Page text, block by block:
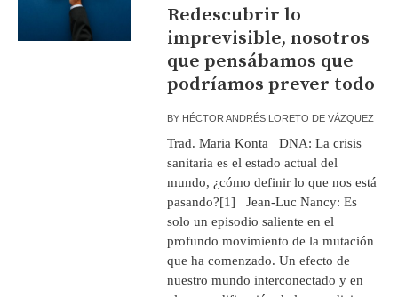
Redescubrir lo
imprevisible, nosotros
que pensábamos que
podríamos prever todo
BY HÉCTOR ANDRÉS LORETO DE VÁZQUEZ
Trad. Maria Konta DNA: La crisis
sanitaria es el estado actual del
mundo, ¿cómo definir lo que nos está
pasando?[1] Jean-Luc Nancy: Es
solo un episodio saliente en el
profundo movimiento de la mutación
que ha comenzado. Un efecto de
nuestro mundo interconectado y en